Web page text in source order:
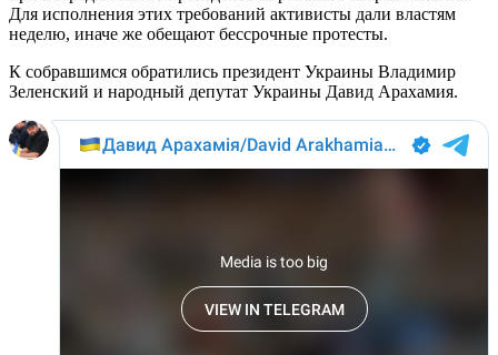
Для исполнения этих требований активисты дали властям
неделю, иначе же обещают бессрочные протесты.
К собравшимся обратились президент Украины Владимир
Зеленский и народный депутат Украины Давид Арахамия.